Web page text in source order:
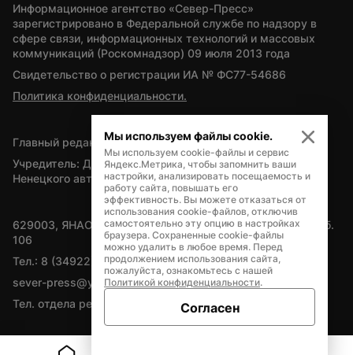
Информационное агентство «Север-Пресс»
зарегистрировано в Федеральной службе по надзору в
сфере связи, информационных технологий и массовых
коммуникаций (Роскомнадзор) 09 июля 2013 года
Свидетельство о регистрации ИА № ФС77-54686
Политика конфиденциальности.
Главный редактор — А.Л. Поздеев
Учредитель: Департамент внутренней политики Ямало-
Ненецкого автономного округа
629003, ЯНАО, Салехард, мкр. Богдана Кнунянца, д.1, каб.
106
Тел.: 8 (34922) 71262
sever-press@yamal-media.ru
Тел. отдела рекламы: 8 (34922) 42728
Мы используем файлы cookie.
Мы используем cookie-файлы и сервис
Яндекс.Метрика, чтобы запомнить ваши
настройки, анализировать посещаемость и
работу сайта, повышать его
эффективность. Вы можете отказаться от
использования cookie-файлов, отключив
самостоятельно эту опцию в настройках
браузера. Сохраненные cookie-файлы
можно удалить в любое время. Перед
продолжением использования сайта,
пожалуйста, ознакомьтесь с нашей
Политикой конфиденциальности.
Согласен